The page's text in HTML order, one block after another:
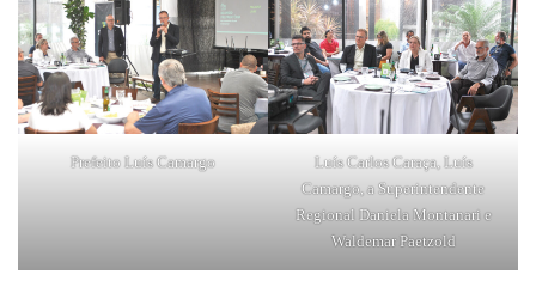
Prefeito Luís Camargo
Luís Carlos Caraça, Luís
Camargo, a Superintendente
Regional Daniela Montanari e
Waldemar Paetzold